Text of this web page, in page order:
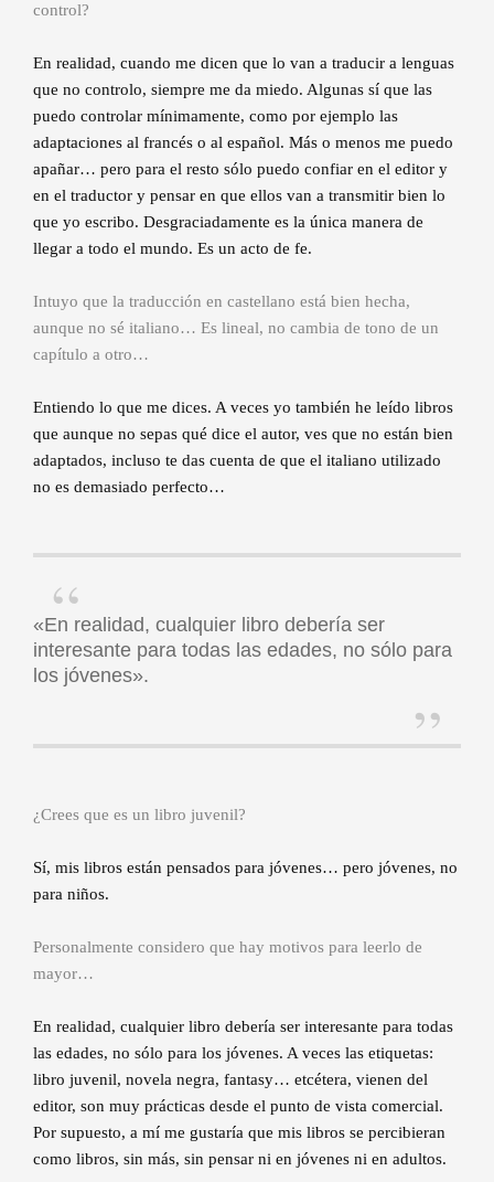
control?
En realidad, cuando me dicen que lo van a traducir a lenguas
que no controlo, siempre me da miedo. Algunas sí que las
puedo controlar mínimamente, como por ejemplo las
adaptaciones al francés o al español. Más o menos me puedo
apañar… pero para el resto sólo puedo confiar en el editor y
en el traductor y pensar en que ellos van a transmitir bien lo
que yo escribo. Desgraciadamente es la única manera de
llegar a todo el mundo. Es un acto de fe.
Intuyo que la traducción en castellano está bien hecha,
aunque no sé italiano… Es lineal, no cambia de tono de un
capítulo a otro…
Entiendo lo que me dices. A veces yo también he leído libros
que aunque no sepas qué dice el autor, ves que no están bien
adaptados, incluso te das cuenta de que el italiano utilizado
no es demasiado perfecto…
«En realidad, cualquier libro debería ser
interesante para todas las edades, no sólo para
los jóvenes».
¿Crees que es un libro juvenil?
Sí, mis libros están pensados para jóvenes… pero jóvenes, no
para niños.
Personalmente considero que hay motivos para leerlo de
mayor…
En realidad, cualquier libro debería ser interesante para todas
las edades, no sólo para los jóvenes. A veces las etiquetas:
libro juvenil, novela negra, fantasy… etcétera, vienen del
editor, son muy prácticas desde el punto de vista comercial.
Por supuesto, a mí me gustaría que mis libros se percibieran
como libros, sin más, sin pensar ni en jóvenes ni en adultos.